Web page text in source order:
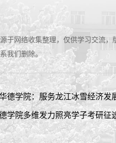
于网络收集整理，仅供学习交流
我们删除。
德学院：服务龙江冰雪经济发
学院多维发力照亮学子考研征